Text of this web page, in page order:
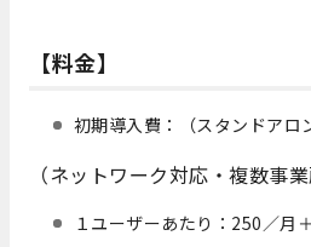
【料金】
初期導入費：（スタンドアロ
（ネットワーク対応・複数事
１ユーザーあたり：250／月